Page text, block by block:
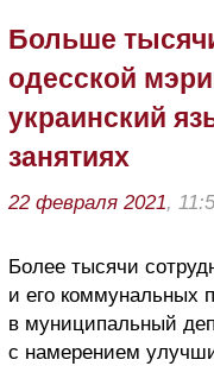
Больше
одесской
украинский
занятиях
22 февраля 2021,
Более тысячи
и его коммунальных
в муниципальный
с намерением